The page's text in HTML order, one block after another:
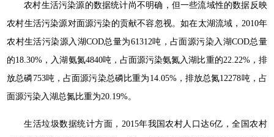
农村生活污染源的数据统计尚不明确，但一些流域性的数据反映
农村生活污染源对面源污染的贡献不容忽视。如在太湖流域，2010年
农村生活污染源入湖COD总量为61312吨，占面源污染入湖COD总量
的18.30%，入湖氨氮4840吨，占面源污染氨氮入湖比重的22.22%，排
放总磷753吨，占面源污染总磷比重为14.05%，排放总氮12278吨，占
面源污染入湖总氮比重为20.19%。
生活垃圾数据统计方面，2015年我国农村人口达6亿，全国农村